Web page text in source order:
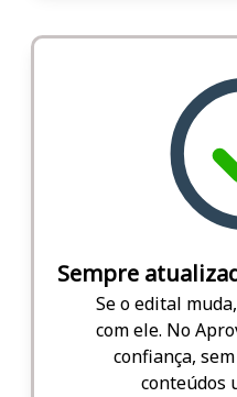
Sempre
Se o edital
com ele. No
confiança,
conteúdos